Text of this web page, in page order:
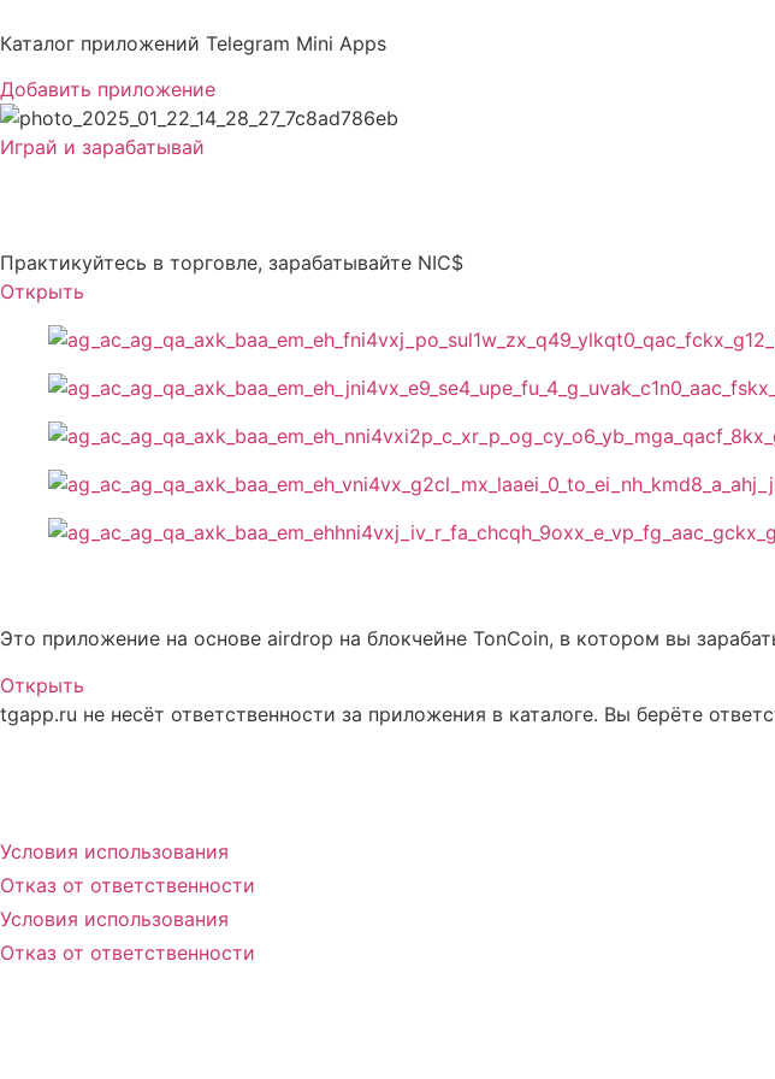
к
Каталог приложений Telegram Mini Apps
Добавить приложение
Играй и зарабатывай
Практикуйтесь в торговле, зарабатывайте NIC$
Открыть
Это приложение на основе airdrop на блокчейне TonCoin, в котором вы
Открыть
tgapp.ru не несёт ответственности за приложения в каталоге. Вы берёте
Условия использования
Отказ от ответственности
Условия использования
Отказ от ответственности